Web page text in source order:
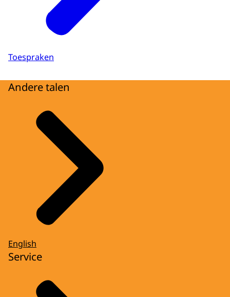
Toespraken
Andere talen
English
Service